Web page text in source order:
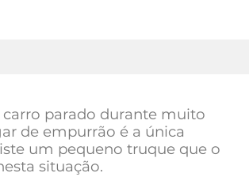
2026
parado durante muito
de empurrão é a única
um pequeno truque que o
situação.